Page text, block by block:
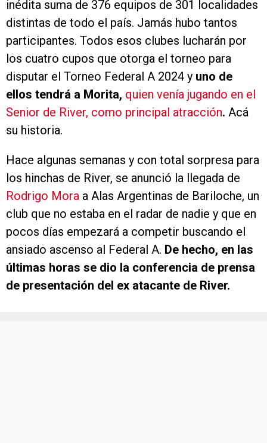
inédita suma de 376 equipos de 301 localidades
distintas de todo el país. Jamás hubo tantos
participantes. Todos esos clubes lucharán por
los cuatro cupos que otorga el torneo para
disputar el Torneo Federal A 2024 y uno de
ellos tendrá a Morita, quien venía jugando en el
Senior de River, como principal atracción. Acá
su historia.
Hace algunas semanas y con total sorpresa para
los hinchas de River, se anunció la llegada de
Rodrigo Mora a Alas Argentinas de Bariloche, un
club que no estaba en el radar de nadie y que en
pocos días empezará a competir buscando el
ansiado ascenso al Federal A. De hecho, en las
últimas horas se dio la conferencia de prensa
de presentación del ex atacante de River.